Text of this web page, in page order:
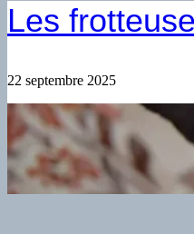
Les
22 septembre 2025